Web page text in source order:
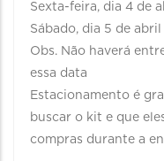
Sexta-feira, dia 4 de
Sábado, dia 5 de
Obs. Não haverá
essa data
Estacionamento é
buscar o kit e que
compras durante a